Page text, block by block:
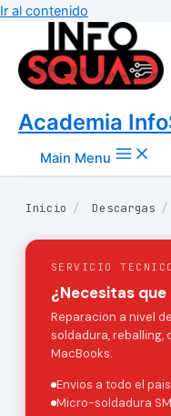
Ir al contenido
Academia
Main Menu
Inicio / Descargas /
SERVICIO
¿Necesitas
Reparacion a nivel
soldadura, reballing,
MacBooks.
Envios a todo el pais
Micro-soldadura